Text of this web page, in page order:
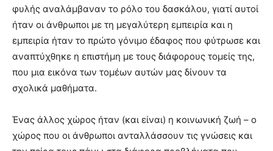
φυλής αναλάμβαναν το ρόλο του δασκάλου, γιατί αυτοί
ήταν οι άνθρωποι με τη μεγαλύτερη εμπειρία και η
εμπειρία ήταν το πρώτο γόνιμο έδαφος που φύτρωσε και
αναπτύχθηκε η επιστήμη με τους διάφορους τομείς της,
που μια εικόνα των τομέων αυτών μας δίνουν τα
σχολικά μαθήματα.
Ένας άλλος χώρος ήταν (και είναι) η κοινωνική ζωή – ο
χώρος που οι άνθρωποι ανταλλάσσουν τις γνώσεις και